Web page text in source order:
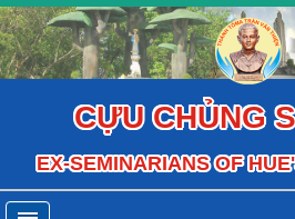
CỰU CHỦNG
EX-SEMINARIANS OF